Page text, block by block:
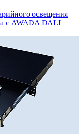
освещения
с AWADA DALI